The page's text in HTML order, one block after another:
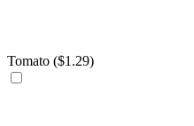
Tomato ($1.29)